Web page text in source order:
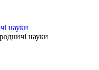
науки
науки